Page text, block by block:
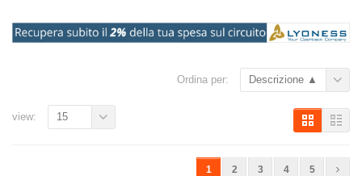
Ordina per: Descrizione ▲
1 2 3 4 5
view: 15